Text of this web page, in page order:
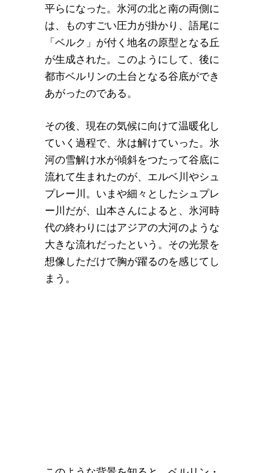
平らになった。氷河の北と南の両側に
は、ものすごい圧力が掛かり、語尾に
「ベルク」が付く地名の原型となる丘
が生成された。このようにして、後に
都市ベルリンの土台となる谷底ができ
あがったのである。
その後、現在の気候に向けて温暖化し
ていく過程で、氷は解けていった。氷
河の雪解け水が傾斜をつたって谷底に
流れて生まれたのが、エルベ川やシュ
プレー川。いまや細々としたシュプレ
ー川だが、山本さんによると、氷河時
代の終わりにはアジアの大河のような
大きな流れだったという。その光景を
想像しただけで胸が躍るのを感じてし
まう。